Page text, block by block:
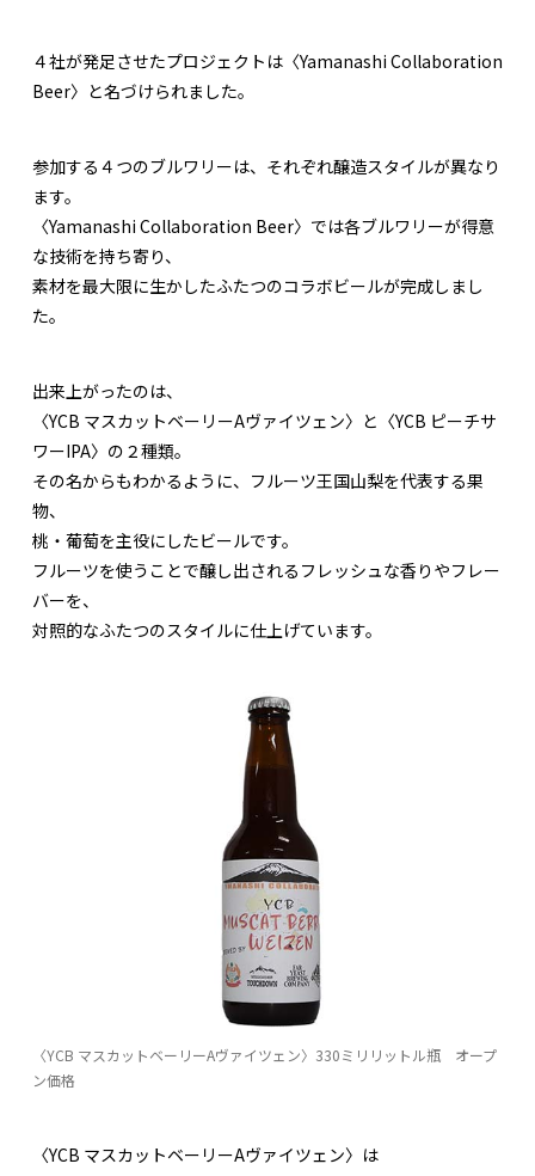
４社が発足させたプロジェクトは〈Yamanashi Collaboration
Beer〉と名づけられました。
参加する４つのブルワリーは、それぞれ醸造スタイルが異なり
ます。
〈Yamanashi Collaboration Beer〉では各ブルワリーが得意
な技術を持ち寄り、
素材を最大限に生かしたふたつのコラボビールが完成しまし
た。
出来上がったのは、
〈YCB マスカットベーリーAヴァイツェン〉と〈YCB ピーチサ
ワーIPA〉の２種類。
その名からもわかるように、フルーツ王国山梨を代表する果
物、
桃・葡萄を主役にしたビールです。
フルーツを使うことで醸し出されるフレッシュな香りやフレー
バーを、
対照的なふたつのスタイルに仕上げています。
〈YCB マスカットベーリーAヴァイツェン〉330ミリリットル瓶 オープ
ン価格
〈YCB マスカットベーリーAヴァイツェン〉は